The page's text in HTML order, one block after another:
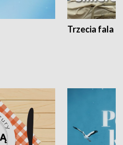
Trzecia fala -